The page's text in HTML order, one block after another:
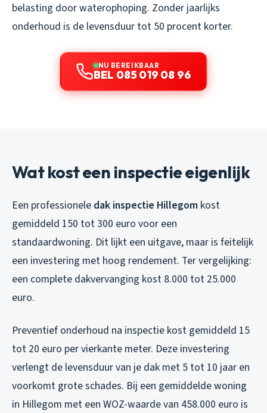
belasting door waterophoping. Zonder jaarlijks
onderhoud is de levensduur tot 50 procent korter.
NU BEREIKBAAR
BEL 085 019 08 96
Wat kost een inspectie eigenlijk
Een professionele dak inspectie Hillegom kost
gemiddeld 150 tot 300 euro voor een
standaardwoning. Dit lijkt een uitgave, maar is feitelijk
een investering met hoog rendement. Ter vergelijking:
een complete dakvervanging kost 8.000 tot 25.000
euro.
Preventief onderhoud na inspectie kost gemiddeld 15
tot 20 euro per vierkante meter. Deze investering
verlengt de levensduur van je dak met 5 tot 10 jaar en
voorkomt grote schades. Bij een gemiddelde woning
in Hillegom met een WOZ-waarde van 458.000 euro is